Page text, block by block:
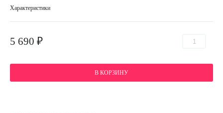
Характеристики
5 690 ₽
В КОРЗИНУ